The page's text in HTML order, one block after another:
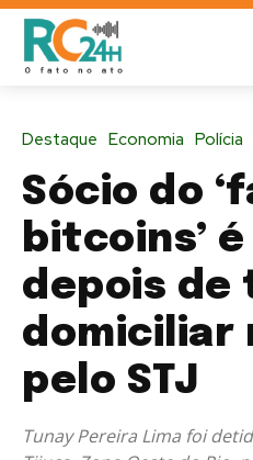
Destaque Economia Polícia
Sócio do
bitcoins’
depois de
domiciliar
pelo STJ
Tunay Pereira Lima foi